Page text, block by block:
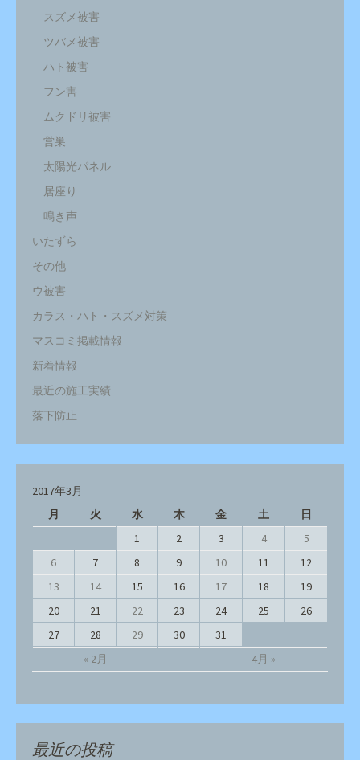
スズメ被害
ツバメ被害
ハト被害
フン害
ムクドリ被害
営巣
太陽光パネル
居座り
鳴き声
いたずら
その他
ウ被害
カラス・ハト・スズメ対策
マスコミ掲載情報
新着情報
最近の施工実績
落下防止
2017年3月
月
火 水 木 金 土 日
« 2月 4月 »
1 2 3 4
5
6
7 8 9 10 11
12
13
14 15 16 17 18
19
20
21 22 23 24 25
26
27
28 29 30 31
最近の投稿